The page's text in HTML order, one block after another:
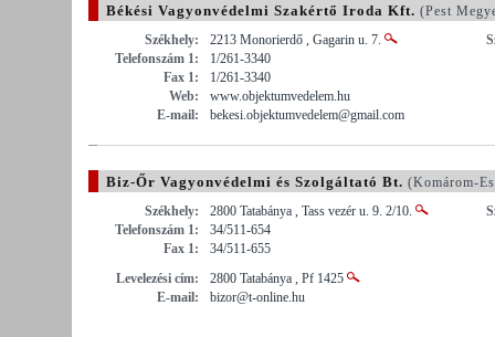
Békési Vagyonvédelmi Szakértő Iroda Kft. (Pest
Székhely:
2213 Monorierdő , Gagarin u. 7.
Telefonszám 1:
1/261-3340
Fax 1:
1/261-3340
Web:
www.objektumvedelem.hu
E-mail:
bekesi.objektumvedelem@gmail.com
Biz-Őr Vagyonvédelmi és Szolgáltató Bt. (Komárom-
Székhely:
2800 Tatabánya , Tass vezér u. 9. 2/10.
Telefonszám 1:
34/511-654
Fax 1:
34/511-655
Levelezési cím:
2800 Tatabánya , Pf 1425
E-mail:
bizor@t-online.hu